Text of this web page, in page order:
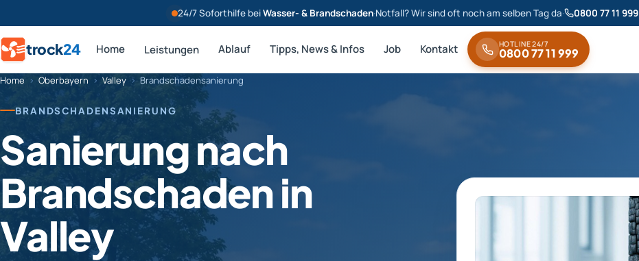
24/7 Soforthilfe beiWasser- & Brandschaden·Notfall? Wir sind oft noch am selben Tag da· 0800 77 11 999
trock24 Home Leistungen Ablauf Tipps, News & Infos Job Kontakt HOTLINE 24/7
0800 77 11 999
Home › Oberbayern › Valley › Brandschadensanierung
BRANDSCHADENSANIERUNG
Sanierung nach
Brandschaden in
Valley